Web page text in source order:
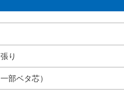
り
部ベタ芯）